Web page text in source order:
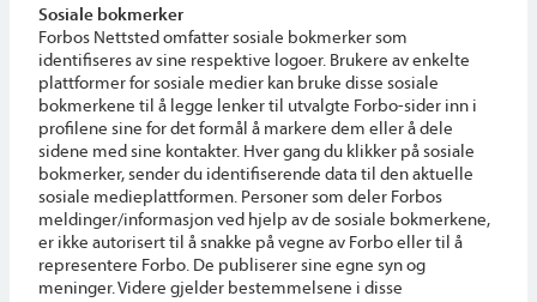
Sosiale bokmerker
Forbos Nettsted omfatter sosiale bokmerker som
identifiseres av sine respektive logoer. Brukere av enkelte
plattformer for sosiale medier kan bruke disse sosiale
bokmerkene til å legge lenker til utvalgte Forbo-sider inn i
profilene sine for det formål å markere dem eller å dele
sidene med sine kontakter. Hver gang du klikker på sosiale
bokmerker, sender du identifiserende data til den aktuelle
sosiale medieplattformen. Personer som deler Forbos
meldinger/informasjon ved hjelp av de sosiale bokmerkene,
er ikke autorisert til å snakke på vegne av Forbo eller til å
representere Forbo. De publiserer sine egne syn og
meninger. Videre gjelder bestemmelsene i disse